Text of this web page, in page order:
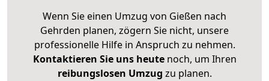
Wenn Sie einen Umzug von Gießen nach
Gehrden planen, zögern Sie nicht, unsere
professionelle Hilfe in Anspruch zu nehmen.
Kontaktieren Sie uns heutenoch, um Ihren
reibungslosen Umzug zu planen.